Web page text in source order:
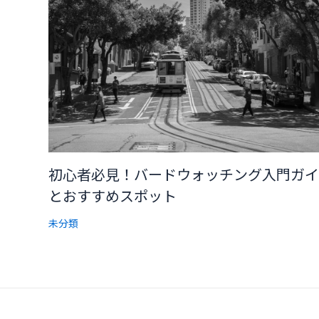
初心者必見！バードウォッチング入門ガ
とおすすめスポット
未分類